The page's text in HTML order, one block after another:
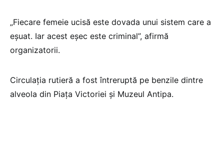
„Fiecare femeie ucisă este dovada unui sistem care a
eșuat. Iar acest eșec este criminal”, afirmă
organizatorii.
Circulația rutieră a fost întreruptă pe benzile dintre
alveola din Piața Victoriei și Muzeul Antipa.